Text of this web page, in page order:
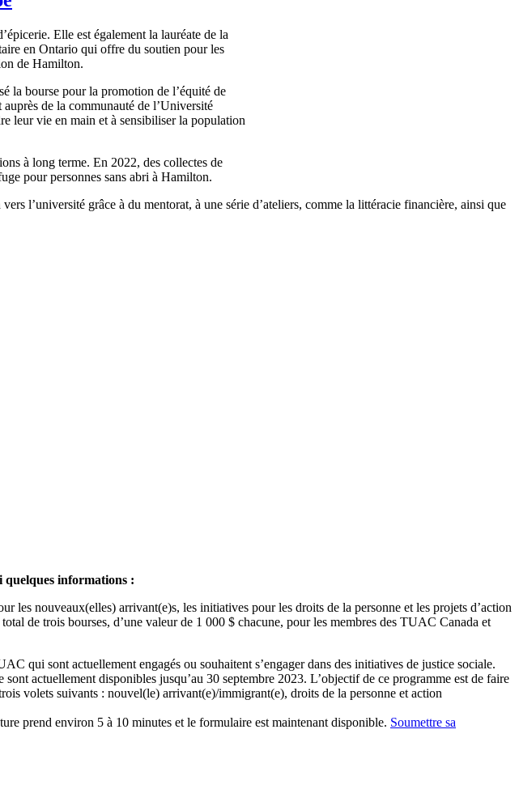
Elle est également la lauréate de la
en Ontario qui offre du soutien pour les
de Hamilton.
la bourse pour la promotion de l’équité de
de la communauté de l’Université
leur vie en main et à sensibiliser la population
à long terme. En 2022, des collectes de
pour personnes sans abri à Hamilton.
l’université grâce à du mentorat, à une série d’ateliers, comme la littéracie financière, ainsi que
quelques informations :
les nouveaux(elles) arrivant(e)s, les initiatives pour les droits de la personne et les projets d’action
de trois bourses, d’une valeur de 1 000 $ chacune, pour les membres des TUAC Canada et
qui sont actuellement engagés ou souhaitent s’engager dans des initiatives de justice sociale.
actuellement disponibles jusqu’au 30 septembre 2023. L’objectif de ce programme est de faire
volets suivants : nouvel(le) arrivant(e)/immigrant(e), droits de la personne et action
prend environ 5 à 10 minutes et le formulaire est maintenant disponible. Soumettre sa